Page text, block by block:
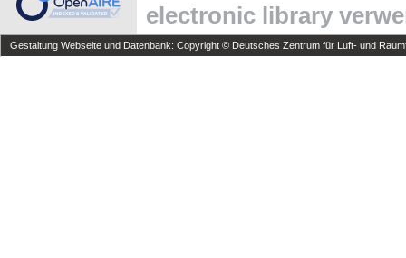
electronic library
Gestaltung Webseite und Datenbank: Copyright © Deutsches Zentrum für Luft- und